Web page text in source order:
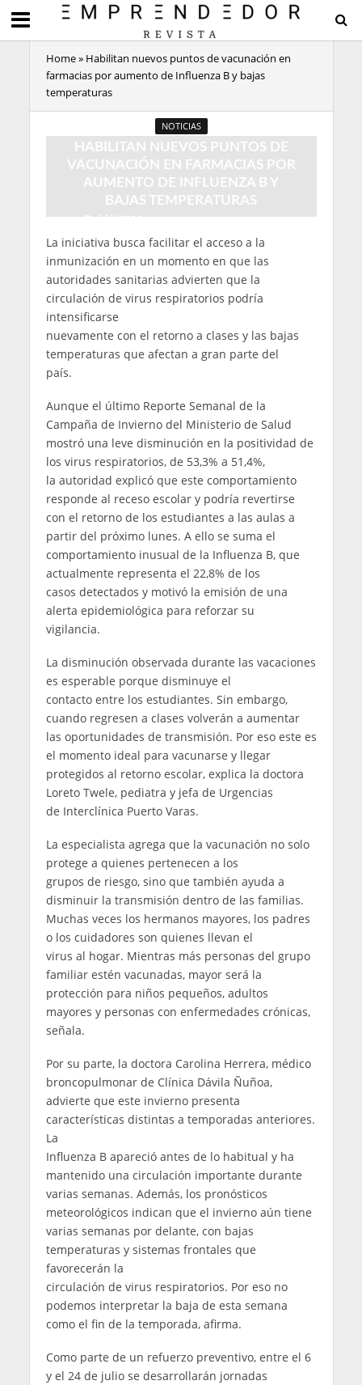
Home» Habilitan nuevos puntos de vacunación en
farmacias por aumento de Influenza B y bajas
temperaturas
NOTICIAS
HABILITAN NUEVOS PUNTOS DE
VACUNACIÓN EN FARMACIAS POR
AUMENTO DE INFLUENZA B Y
BAJAS TEMPERATURAS
14 Visitas
La iniciativa busca facilitar el acceso a la
inmunización en un momento en que las
autoridades sanitarias advierten que la
circulación de virus respiratorios podría
intensificarse
nuevamente con el retorno a clases y las bajas
temperaturas que afectan a gran parte del
país.
Aunque el último Reporte Semanal de la
Campaña de Invierno del Ministerio de Salud
mostró una leve disminución en la positividad de
los virus respiratorios, de 53,3% a 51,4%,
la autoridad explicó que este comportamiento
responde al receso escolar y podría revertirse
con el retorno de los estudiantes a las aulas a
partir del próximo lunes. A ello se suma el
comportamiento inusual de la Influenza B, que
actualmente representa el 22,8% de los
casos detectados y motivó la emisión de una
alerta epidemiológica para reforzar su
vigilancia.
La disminución observada durante las vacaciones
es esperable porque disminuye el
contacto entre los estudiantes. Sin embargo,
cuando regresen a clases volverán a aumentar
las oportunidades de transmisión. Por eso este es
el momento ideal para vacunarse y llegar
protegidos al retorno escolar, explica la doctora
Loreto Twele, pediatra y jefa de Urgencias
de Interclínica Puerto Varas.
La especialista agrega que la vacunación no solo
protege a quienes pertenecen a los
grupos de riesgo, sino que también ayuda a
disminuir la transmisión dentro de las familias.
Muchas veces los hermanos mayores, los padres
o los cuidadores son quienes llevan el
virus al hogar. Mientras más personas del grupo
familiar estén vacunadas, mayor será la
protección para niños pequeños, adultos
mayores y personas con enfermedades crónicas,
señala.
Por su parte, la doctora Carolina Herrera, médico
broncopulmonar de Clínica Dávila Ñuñoa,
advierte que este invierno presenta
características distintas a temporadas anteriores.
La
Influenza B apareció antes de lo habitual y ha
mantenido una circulación importante durante
varias semanas. Además, los pronósticos
meteorológicos indican que el invierno aún tiene
varias semanas por delante, con bajas
temperaturas y sistemas frontales que
favorecerán la
circulación de virus respiratorios. Por eso no
podemos interpretar la baja de esta semana
como el fin de la temporada, afirma.
Como parte de un refuerzo preventivo, entre el 6
y el 24 de julio se desarrollarán jornadas